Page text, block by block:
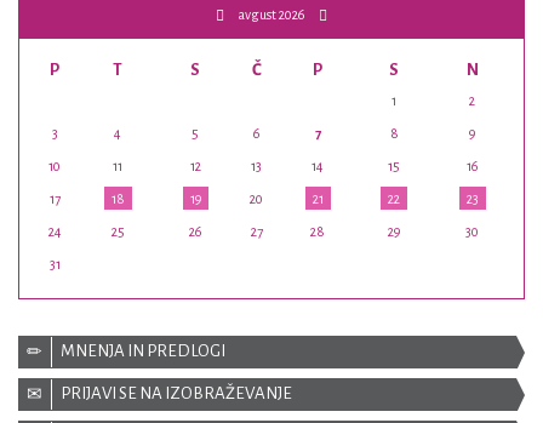
avgust 2026
P T S Č P S N
1 2
3 4 5 6 7 8 9
10 11 12 13 14 15 16
17 18 19 20 21 22 23
24 25 26 27 28 29 30
31
MNENJA IN PREDLOGI
PRIJAVI SE NA IZOBRAŽEVANJE